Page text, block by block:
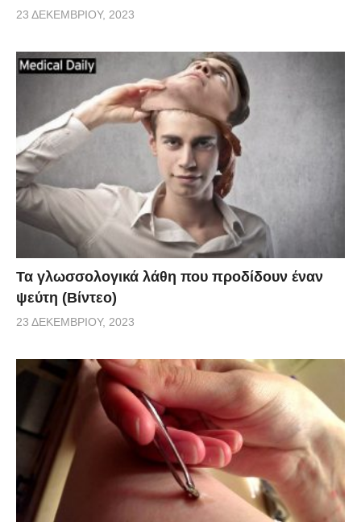
23 ΔΕΚΕΜΒΡΊΟΥ, 2023
Τα γλωσσολογικά λάθη που προδίδουν έναν
ψεύτη (Βίντεο)
23 ΔΕΚΕΜΒΡΊΟΥ, 2023